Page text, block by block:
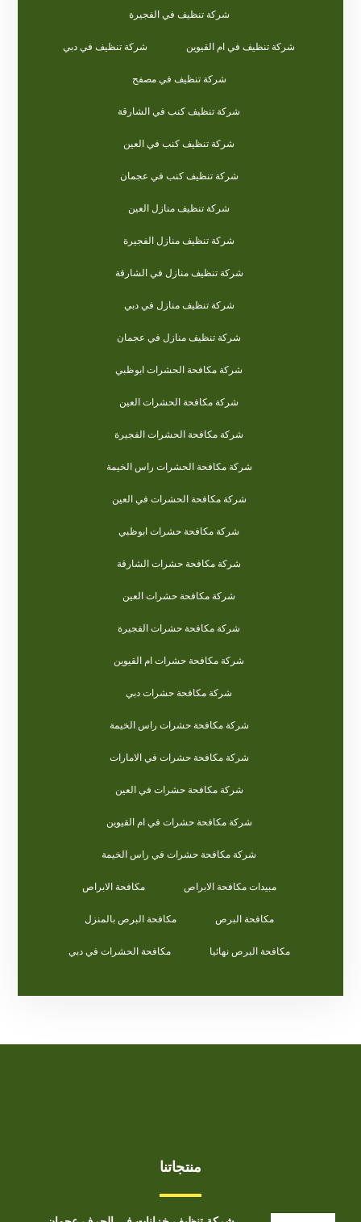
شركة تنظيف في الفجيرة
شركة تنظيف في ام القيوين شركة تنظيف في دبي
شركة تنظيف في مصفح
شركة تنظيف كنب في الشارقة
شركة تنظيف كنب في العين
شركة تنظيف كنب في عجمان
شركة تنظيف منازل العين
شركة تنظيف منازل الفجيرة
شركة تنظيف منازل في الشارقة
شركة تنظيف منازل في دبي
شركة تنظيف منازل في عجمان
شركة مكافحة الحشرات ابوظبي
شركة مكافحة الحشرات العين
شركة مكافحة الحشرات الفجيرة
شركة مكافحة الحشرات راس الخيمة
شركة مكافحة الحشرات في العين
شركة مكافحة حشرات ابوظبي
شركة مكافحة حشرات الشارقة
شركة مكافحة حشرات العين
شركة مكافحة حشرات الفجيرة
شركة مكافحة حشرات ام القيوين
شركة مكافحة حشرات دبي
شركة مكافحة حشرات راس الخيمة
شركة مكافحة حشرات في الامارات
شركة مكافحة حشرات في العين
شركة مكافحة حشرات في ام القيوين
شركة مكافحة حشرات في راس الخيمة
مبيدات مكافحة الابراص مكافحة الابراص
مكافحة البرص مكافحة البرص بالمنزل
مكافحة البرص نهائيا مكافحة الحشرات في دبي
منتجاتنا